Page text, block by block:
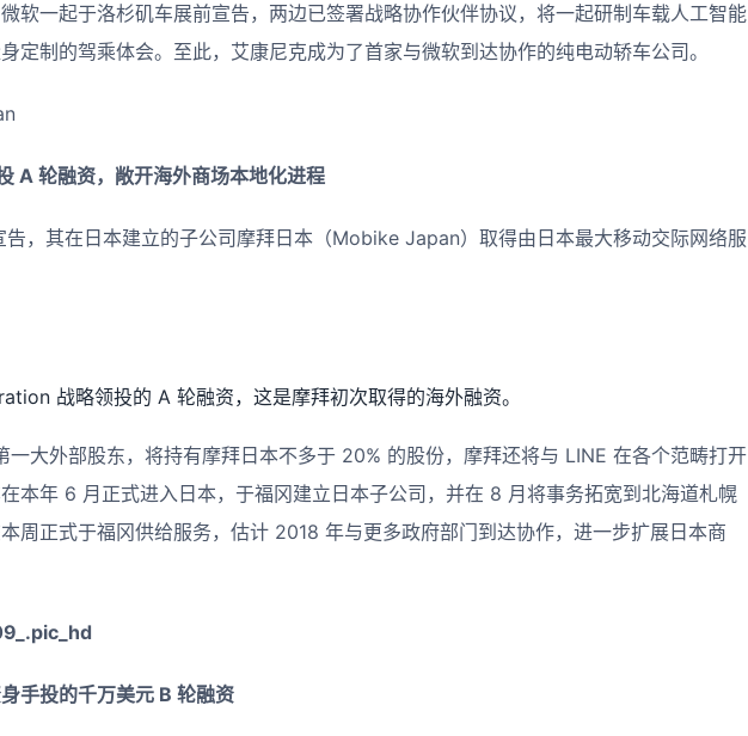
软一起于洛杉矶车展前宣告，两边已签署战略协作伙伴协议，将一起研制车载人工智能
定制的驾乘体会。至此，艾康尼克成为了首家与微软到达协作的纯电动轿车公司。
A 轮融资，敞开海外商场本地化进程
告，其在日本建立的子公司摩拜日本（Mobike Japan）取得由日本最大移动交际网络服
战略领投的 A 轮融资，这是摩拜初次取得的海外融资。
一大外部股东，将持有摩拜日本不多于 20% 的股份，摩拜还将与 LINE 在各个范畴打开
本年 6 月正式进入日本，于福冈建立日本子公司，并在 8 月将事务拓宽到北海道札幌
周正式于福冈供给服务，估计 2018 年与更多政府部门到达协作，进一步扩展日本商
手投的千万美元 B 轮融资